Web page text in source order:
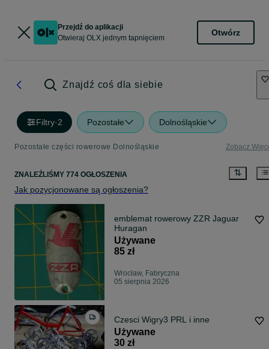
Przejdź do aplikacji
Otwieraj OLX jednym tapnięciem
Otwórz
Znajdź coś dla siebie
Filtry·2 Pozostałe Dolnośląskie
Pozostałe części rowerowe Dolnośląskie Zobacz
ZNALEŹLIŚMY 774 OGŁOSZENIA
Jak pozycjonowane są ogłoszenia?
emblemat rowerowy ZZR Jaguar
Huragan
Używane
85 zł
Wrocław, Fabryczna
05 sierpnia 2026
Czesci Wigry3 PRL i inne
Używane
30 zł